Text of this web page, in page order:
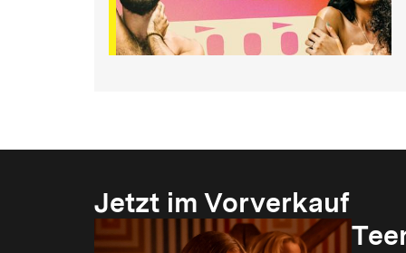
Bau und Eröffnung unter dem Namen HELO.
Das Kino wird Teil der Yorck-Familie, wird
Babylon.
Jetzt im Vorverkauf